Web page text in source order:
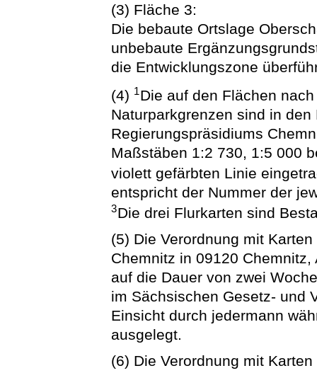
(3) Fläche 3:
Die bebaute Ortslage
unbebaute
die Entwicklungszone
(4) 1Die auf den Flächen
Naturparkgrenzen sind in
Regierungspräsidiums
Maßstäben 1:2 730, 1:5 000
violett gefärbten Linie
entspricht der Nummer der
3Die drei Flurkarten sind
(5) Die Verordnung mit
Chemnitz in 09120
auf die Dauer von zwei
im Sächsischen Gesetz- und
Einsicht durch jedermann
ausgelegt.
(6) Die Verordnung mit